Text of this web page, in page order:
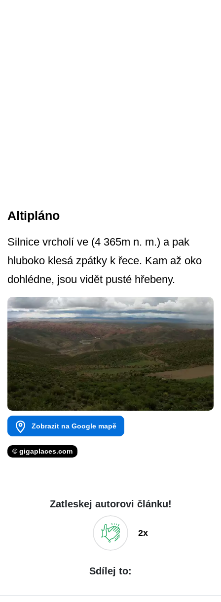
Altipláno
Silnice vrcholí ve (4 365m n. m.) a pak
hluboko klesá zpátky k řece. Kam až oko
dohlédne, jsou vidět pusté hřebeny.
Zobrazit na Google mapě
© gigaplaces.com
Zatleskej autorovi článku!
2x
Sdílej to: